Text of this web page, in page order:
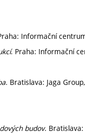
Informační
. Praha: Informační
. Bratislava: Jaga
budov.